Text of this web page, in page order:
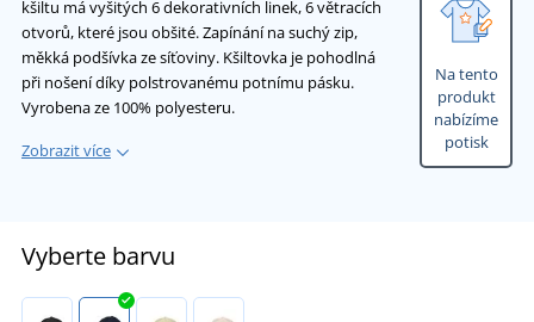
kšiltu má vyšitých 6 dekorativních linek, 6 větracích
otvorů, které jsou obšité. Zapínání na suchý zip,
měkká podšívka ze síťoviny. Kšiltovka je pohodlná
při nošení díky polstrovanému potnímu pásku.
Vyrobena ze 100% polyesteru.
Zobrazit více
Na tento
produkt
nabízíme
potisk
Vyberte barvu